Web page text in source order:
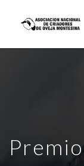
Premio